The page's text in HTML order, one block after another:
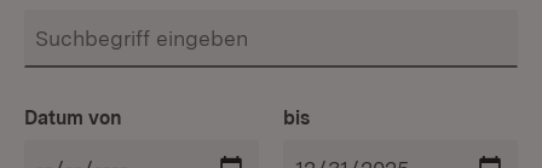
Datum von bis